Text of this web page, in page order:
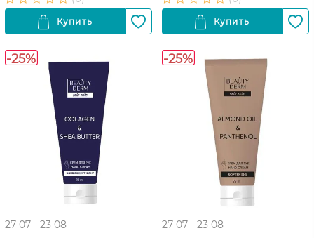
-25%
27 07 - 23 08
-25%
27 07 - 23 08